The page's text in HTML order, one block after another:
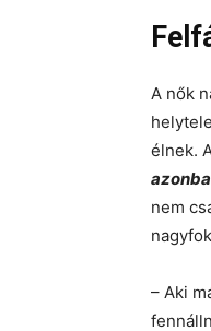
A nők
élnek.
nem
– Aki